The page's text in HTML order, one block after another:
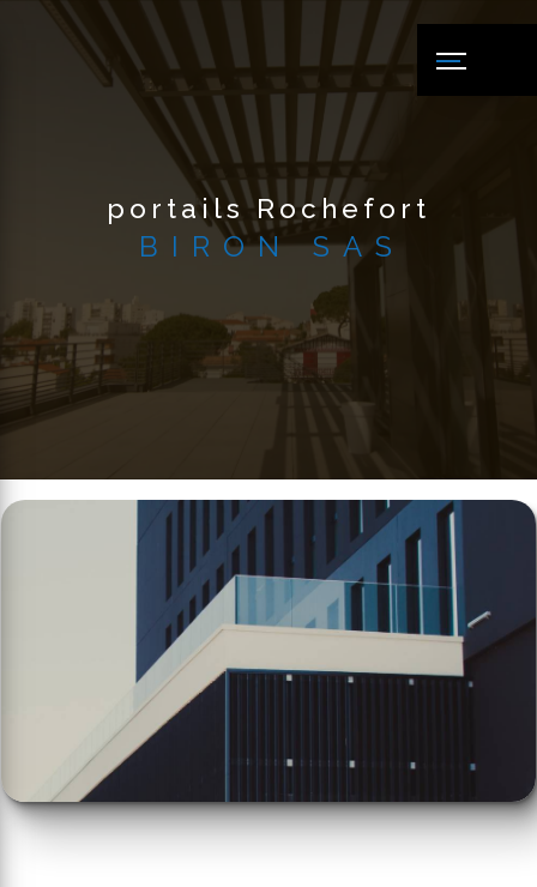
portails Rochefort
BIRON SAS
Panneau de gestion des cookies